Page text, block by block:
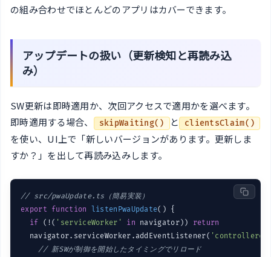
の組み合わせでほとんどのアプリはカバーできます。
アップデートの扱い（更新検知と再読み込
み）
SW更新は即時適用か、次回アクセスで適用かを選べます。
即時適用する場合、
skipWaiting() と clientsClaim()
を使い、UI上で「新しいバージョンがあります。更新しま
すか？」を出して再読み込みします。
// src/pwaUpdate.ts（簡易実装）
export function listenPwaUpdate( ) {
if (!( 'serviceWorker' in navigator)) return
  navigator.serviceWorker.addEventListener(
// 新SWが制御を開始したタイミングでリロード